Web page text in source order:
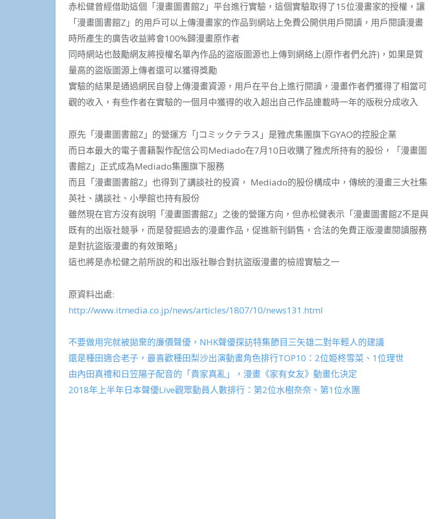
赤松健曾經借助這個「漫畫圖書館Z」平台進行實驗，這個實驗取得了15位漫畫家的授權，讓
「漫畫圖書館Z」的用戶可以上傳漫畫家的作品到網站上免費公開供用戶閱讀，用戶閱讀漫畫
時所產生的廣告收益將會100%歸漫畫原作者
同時網站也鼓勵網友將授權名單內作品的盜版圖源也上傳到網絡上(原作者們允許)，如果是質
量高的盜版圖源上傳者還可以獲得獎勵
實驗的結果是通過網民自發上傳漫畫資源，用戶在平台上進行閱讀，漫畫作者們獲得了相當可
觀的收入，有些作者在實驗的一個月中獲得的收入超出自己作品連載時一年的版稅分成收入
原先「漫畫圖書館Z」的營運方「Jコミックテラス」是雅虎集團旗下GYAO的控股企業
而日本最大的電子書籍製作配信公司Mediado在7月10日收購了雅虎所持有的股份，「漫畫圖
書館Z」正式成為Mediado集團旗下服務
而且「漫畫圖書館Z」也得到了講談社的投資， Mediado的股份構成中，傳統的漫畫三大社集
英社、講談社、小學館也持有股份
雖然現在官方沒有說明「漫畫圖書館Z」之後的營運方向，但赤松健表示「漫畫圖書館Z不是與
既有的出版社競爭，而是發掘過去的漫畫作品，促進新刊銷售，合法的免費正版漫畫閱讀服務
是對抗盜版漫畫的有效策略」
這也將是赤松健之前所說的和出版社聯合對抗盜版漫畫的檢證實驗之一
原資料出處:
http://www.itmedia.co.jp/news/articles/1807/10/news131.html
不要做用完就被拋棄的廉價聲優，NHK聲優探訪特集節目三矢雄二對年輕人的建議
還是種田適合老子，最喜歡種田梨沙出演動畫角色排行TOP10：2位姫柊雪菜、1位理世
由內田真禮和日笠陽子配音的「貴家真亂」，漫畫《家有女友》動畫化決定
2018年上半年日本聲優Live觀眾動員人數排行：第2位水樹奈奈、第1位水團